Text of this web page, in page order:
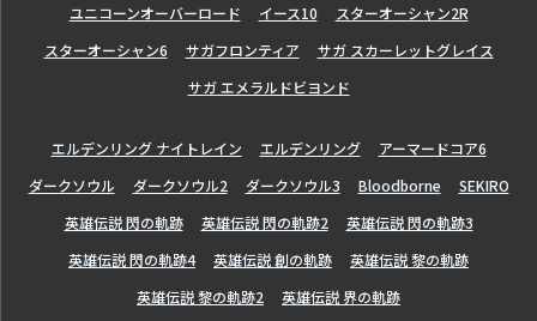
ユニコーンオーバーロード
イース10
スターオーシャン2R
スターオーシャン6
サガフロンティア
サガ スカーレットグレイス
サガ エメラルドビヨンド
エルデンリング ナイトレイン エルデンリング
アーマードコア6
ダークソウル
ダークソウル2 ダークソウル3 Bloodborne
SEKIRO
英雄伝説 閃の軌跡
英雄伝説 閃の軌跡2
英雄伝説 閃の軌跡3
英雄伝説 閃の軌跡4
英雄伝説 創の軌跡
英雄伝説 黎の軌跡
英雄伝説 黎の軌跡2
英雄伝説 界の軌跡